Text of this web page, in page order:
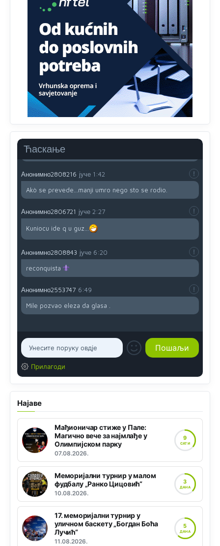
Ћаскање
Анонимно2806721
791 BiH nije priznala Kosovo kao nezavisnu državu jer
genocidna tvorevina pravi smetnju a recimo Srbija je
davno priznala.Nasvakom proizvodu iz Srbije stoji -
uvoznik za Kosovo
Анонимно2806721
Sve i da se nekim čudom vojska Srbije "vrati" na
Kosovo-kome će se vratiti? Gdje je dobrodošla i koga
da brani? A imamo vojsku Kosova kojoj želimo svako
dobro i da se što bolje opreme
i mi tebi želimo dug život i tešku bolest
Анонимно2808216 јуче 1:42
Akò se prevede...manji umro nego sto se rodio.
Анонимно2806721 јуче 2:27
Kuniocu ide q u guz...
Анонимно2808843 јуче 6:20
reconquista
Анонимно2553747 6:49
Mile pozvao eleza da glasa .
Прилагоди
Најаве
Мађионичар стиже у Пале:
Магично вече за најмлађе у
Олимпијском парку
07.08.2026.
9
САТИ
Меморијални турнир у малом
фудбалу „Ранко Цицовић“
10.08.2026.
3
ДАНА
17. меморијални турнир у
уличном баскету „Богдан Боћа
Лучић“
11.08.2026.
5
ДАНА